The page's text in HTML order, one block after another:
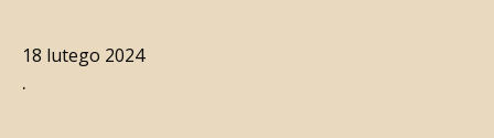
18 lutego 2024
.